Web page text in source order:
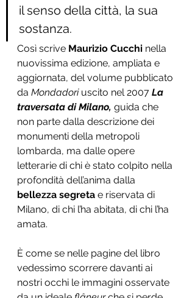
il senso della città, la sua
sostanza.
Così scrive Maurizio Cucchi nella
nuovissima edizione, ampliata e
aggiornata, del volume pubblicato
da Mondadori uscito nel 2007 La
traversata di Milano, guida che
non parte dalla descrizione dei
monumenti della metropoli
lombarda, ma dalle opere
letterarie di chi è stato colpito nella
profondità dell’anima dalla
bellezza segreta e riservata di
Milano, di chi l’ha abitata, di chi l’ha
amata.
È come se nelle pagine del libro
vedessimo scorrere davanti ai
nostri occhi le immagini osservate